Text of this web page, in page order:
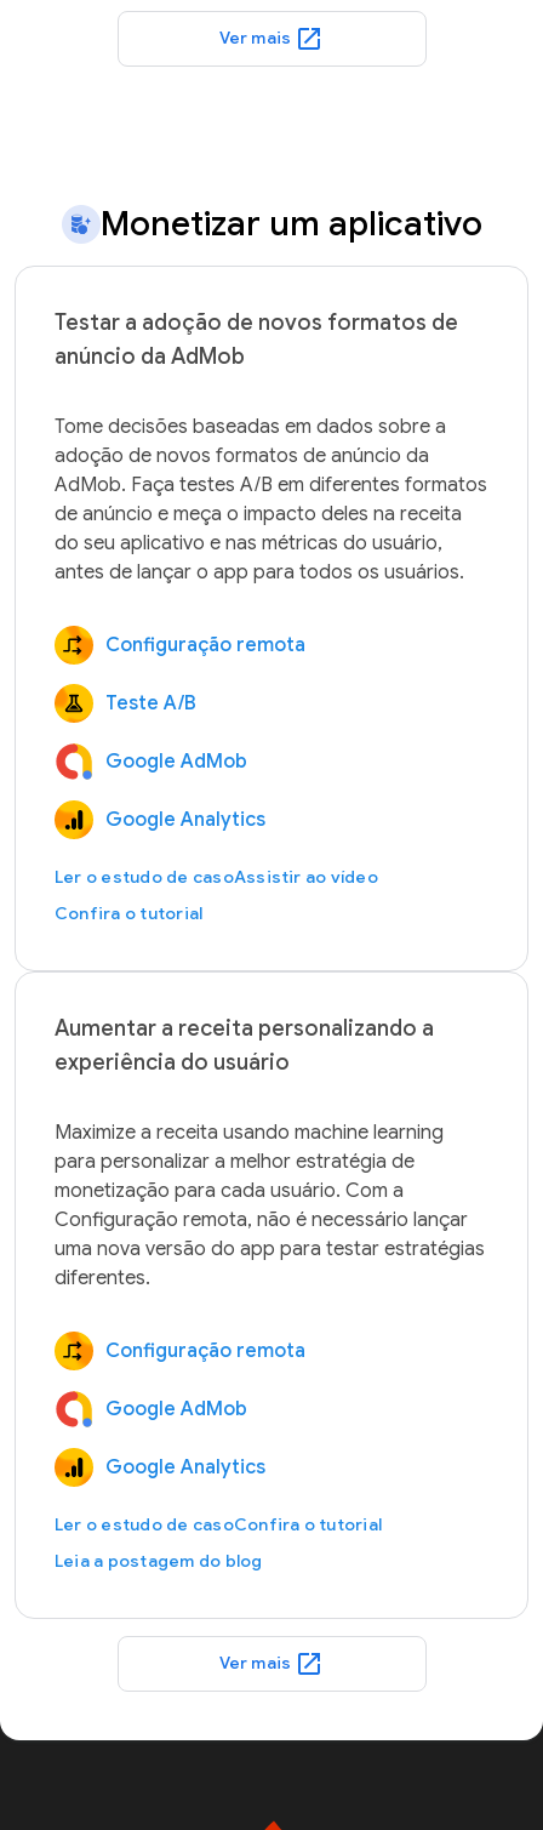
Ver mais open_in_new
Monetizar um aplicativo
Testar a adoção de novos formatos de
anúncio da AdMob
Tome decisões baseadas em dados sobre a
adoção de novos formatos de anúncio da
AdMob. Faça testes A/B em diferentes formatos
de anúncio e meça o impacto deles na receita
do seu aplicativo e nas métricas do usuário,
Configuração remota
Teste A/B
Google AdMob
Google Analytics
Ler o estudo de casoAssistir ao vídeo
Confira o tutorial
Aumentar a receita personalizando a
experiência do usuário
Maximize a receita usando machine learning
para personalizar a melhor estratégia de
monetização para cada usuário. Com a
Configuração remota, não é necessário lançar
uma nova versão do app para testar estratégias
Configuração remota
Google AdMob
Google Analytics
Ler o estudo de casoConfira o tutorial
Leia a postagem do blog
Ver mais open_in_new